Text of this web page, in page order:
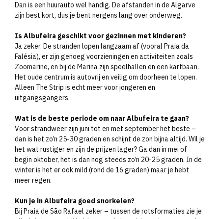
Dan is een huurauto wel handig. De afstanden in de Algarve
zijn best kort, dus je bent nergens lang over onderweg.
Is Albufeira geschikt voor gezinnen met kinderen?
Ja zeker. De stranden lopen langzaam af (vooral Praia da
Falésia), er zijn genoeg voorzieningen en activiteiten zoals
Zoomarine, en bij de Marina zijn speelhallen en een kartbaan.
Het oude centrum is autovrij en veilig om doorheen te lopen.
Alleen The Strip is echt meer voor jongeren en
uitgangsgangers.
Wat is de beste periode om naar Albufeira te gaan?
Voor strandweer zijn juni tot en met september het beste –
dan is het zo’n 25-30 graden en schijnt de zon bijna altijd. Wil je
het wat rustiger en zijn de prijzen lager? Ga dan in mei of
begin oktober, het is dan nog steeds zo’n 20-25 graden. In de
winter is het er ook mild (rond de 16 graden) maar je hebt
meer regen.
Kun je in Albufeira goed snorkelen?
Bij Praia de São Rafael zeker – tussen de rotsformaties zie je